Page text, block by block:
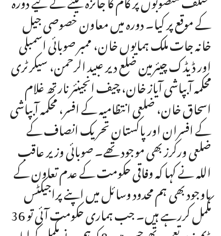
کے موقع پر کیا۔ دورہ میں معاون خصوصی جیل
خانہ جات ملک ہمایوں خان، ممبر صوبائی اسمبلی
اور ڈیڈک چیئرمین ضلع دیر عبید الرحمن، سیکرٹری
محکمہ آبپاشی آیاز خان، چیف انجینئر نارتھ غلام
اسحاق خان، ضلعی انتظامیہ کے افسر، محکمہ آبپاشی
کے افسران اور پاکستان تحریک انصاف کے
ضلعی ورکرز بھی موجود تھے۔ صوبائی وزیر عاقب
اللہ نے کہا کہ وفاقی حکومت کے عدم تعاون کے
باوجود بھی ہم محدود وسائل میں اپنے پراجیکٹس
مکمل کررہے ہیں۔ جب ہماری حکومت آئی تو 36